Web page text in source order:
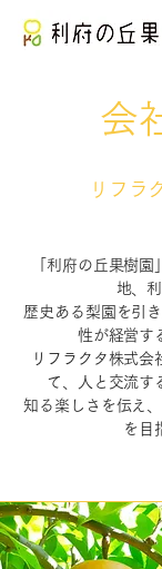
会
リフラ
「利府の丘果樹
地、
歴史ある梨園を引
性が経営す
リフラクタ株式会
て、人と交流す
知る楽しさを伝え
を目